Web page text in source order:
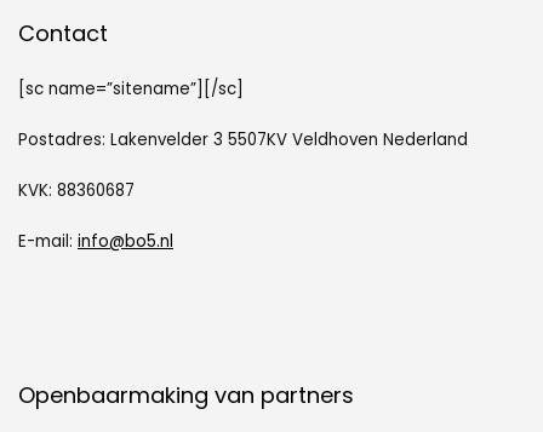
Contact
[sc name=”sitename”][/sc]
Postadres: Lakenvelder 3 5507KV Veldhoven Nederland
KVK: 88360687
E-mail: info@bo5.nl
Openbaarmaking van partners